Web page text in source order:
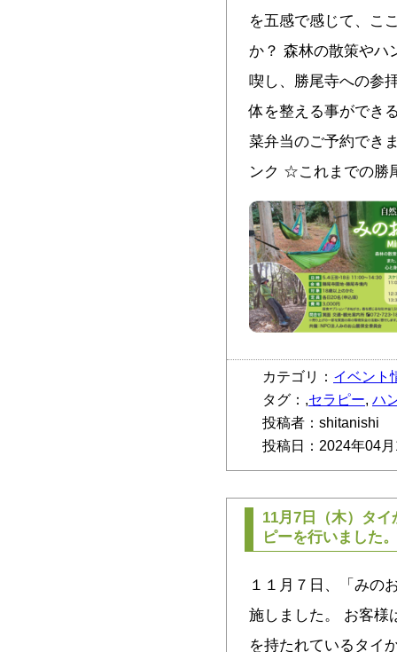
を五感で感じて、こ
か？ 森林の散策やハ
喫し、勝尾寺への参
体を整える事ができ
菜弁当のご予約でき
ンク ☆これまでの勝
カテゴリ： イベント
タグ：, セラピー ハ
投稿者：shitanishi
投稿日：2024年04
11月7日（木）タ
ピーを行いました。
１１月７日、「みの
施しました。 お客様
を持たれているタイ